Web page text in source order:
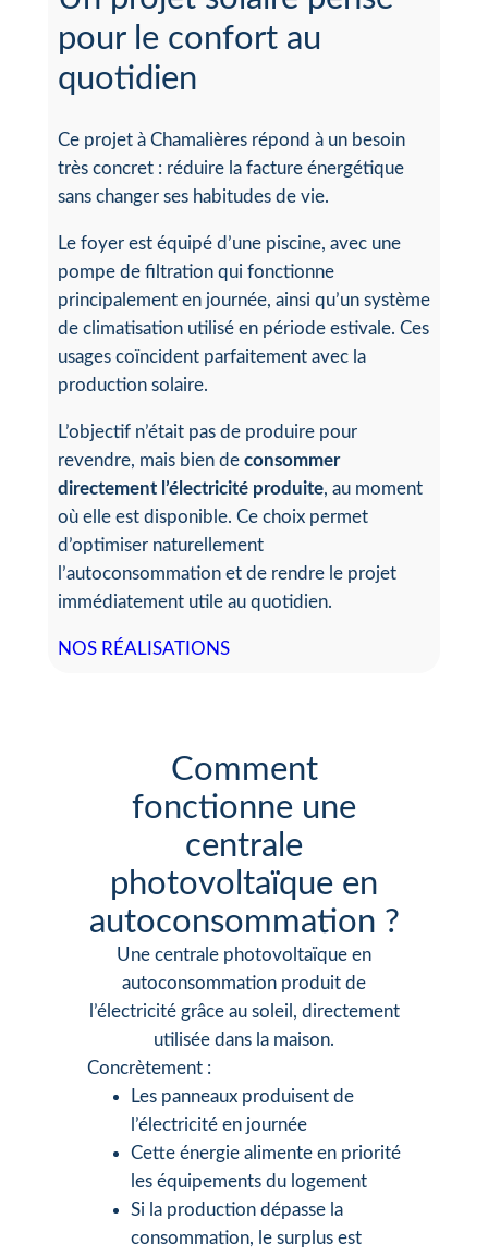
pour le confort au
quotidien
Ce projet à Chamalières répond à un besoin
très concret : réduire la facture énergétique
sans changer ses habitudes de vie.
Le foyer est équipé d’une piscine, avec une
pompe de filtration qui fonctionne
principalement en journée, ainsi qu’un système
de climatisation utilisé en période estivale. Ces
usages coïncident parfaitement avec la
production solaire.
L’objectif n’était pas de produire pour
revendre, mais bien de consommer
directement l’électricité produite, au moment
où elle est disponible. Ce choix permet
d’optimiser naturellement
l’autoconsommation et de rendre le projet
immédiatement utile au quotidien.
NOS RÉALISATIONS
Comment
fonctionne une
centrale
photovoltaïque en
autoconsommation ?
Une centrale photovoltaïque en
autoconsommation produit de
l’électricité grâce au soleil, directement
utilisée dans la maison.
Concrètement :
Les panneaux produisent de
l’électricité en journée
Cette énergie alimente en priorité
les équipements du logement
Si la production dépasse la
consommation, le surplus est